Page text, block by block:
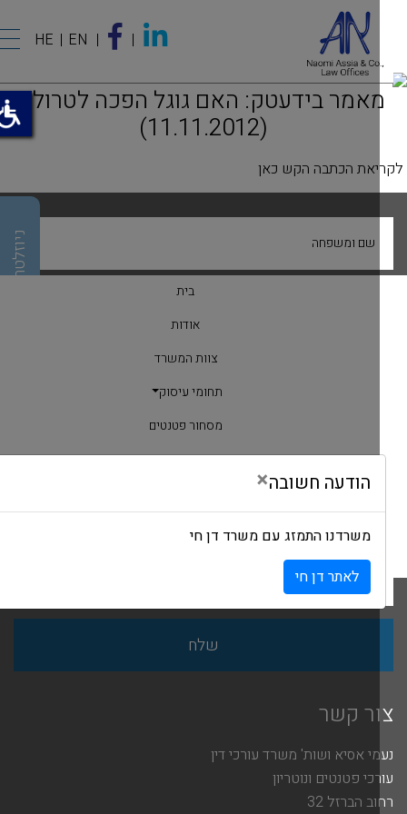
HE EN
מאמר בידעטק: האם גוגל הפכה לטרול?
הכתבה הקש כאן
בית
אודות
צוות המשרד
תחומי עיסוק
מסחור פטנטים
פרסומים
ניוזלטר
צור קשר
נעמי אסיא ושות' משרד עורכי דין
עורכי פטנטים ונוטריון
רחוב הברזל 32
שם ומשפחה
הודעה חשובה×
משרדנו התמזג עם משרד דן חי
לאתר דן חי